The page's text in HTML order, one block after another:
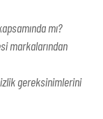
mı?
markalarından
gereksinimlerini